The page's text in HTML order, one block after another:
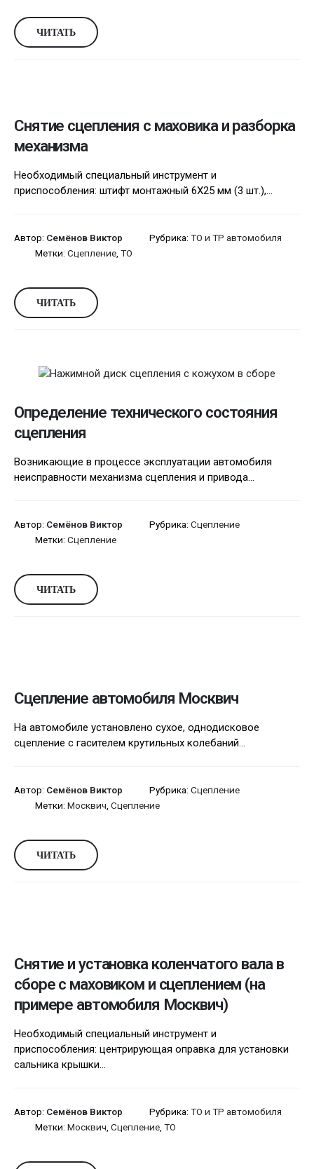
ЧИТАТЬ
Снятие сцепления с маховика и разборка
механизма
Необходимый специальный инструмент и
приспособления: штифт монтажный 6X25 мм (3 шт.),...
Автор: Семёнов Виктор Рубрика: ТО и ТР автомобиля
Метки: Сцепление, ТО
ЧИТАТЬ
Определение технического состояния
сцепления
Возникающие в процессе эксплуатации автомобиля
неисправности механизма сцепления и привода...
Автор: Семёнов Виктор Рубрика: Сцепление
Метки: Сцепление
ЧИТАТЬ
Сцепление автомобиля Москвич
На автомобиле установлено сухое, однодисковое
сцепление с гасителем крутильных колебаний...
Автор: Семёнов Виктор Рубрика: Сцепление
Метки: Москвич, Сцепление
ЧИТАТЬ
Снятие и установка коленчатого вала в
сборе с маховиком и сцеплением (на
примере автомобиля Москвич)
Необходимый специальный инструмент и
приспособления: центрирующая оправка для установки
сальника крышки...
Автор: Семёнов Виктор Рубрика: ТО и ТР автомобиля
Метки: Москвич, Сцепление, ТО